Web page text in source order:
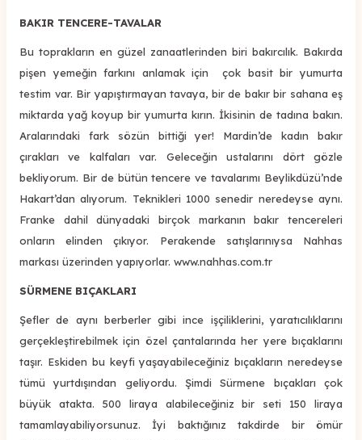
BAKIR TENCERE-TAVALAR
Bu toprakların en güzel zanaatlerinden biri bakırcılık. Bakırda
pişen yemeğin farkını anlamak için çok basit bir yumurta
testim var. Bir yapıştırmayan tavaya, bir de bakır bir sahana eş
miktarda yağ koyup bir yumurta kırın. İkisinin de tadına bakın.
Aralarındaki fark sözün bittiği yer! Mardin’de kadın bakır
çırakları ve kalfaları var. Geleceğin ustalarını dört gözle
bekliyorum. Bir de bütün tencere ve tavalarımı Beylikdüzü’nde
Hakart’dan alıyorum. Teknikleri 1000 senedir neredeyse aynı.
Franke dahil dünyadaki birçok markanın bakır tencereleri
onların elinden çıkıyor. Perakende satışlarınıysa Nahhas
markası üzerinden yapıyorlar. www.nahhas.com.tr
SÜRMENE BIÇAKLARI
Şefler de aynı berberler gibi ince işçiliklerini, yaratıcılıklarını
gerçekleştirebilmek için özel çantalarında her yere bıçaklarını
taşır. Eskiden bu keyfi yaşayabileceğiniz bıçakların neredeyse
tümü yurtdışından geliyordu. Şimdi Sürmene bıçakları çok
büyük atakta. 500 liraya alabileceğiniz bir seti 150 liraya
tamamlayabiliyorsunuz. İyi baktığınız takdirde bir ömür